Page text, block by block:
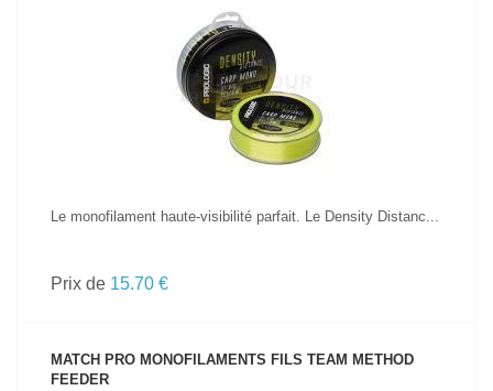
VOIR LE PRODUIT
Le monofilament haute-visibilité parfait. Le Density Distanc...
Prix de 15.70 €
MATCH PRO MONOFILAMENTS FILS TEAM METHOD
FEEDER